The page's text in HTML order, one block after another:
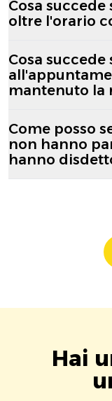
Cosa
oltre l'orario
Cosa
mantenuto la
Come posso
non hanno
hanno
Hai